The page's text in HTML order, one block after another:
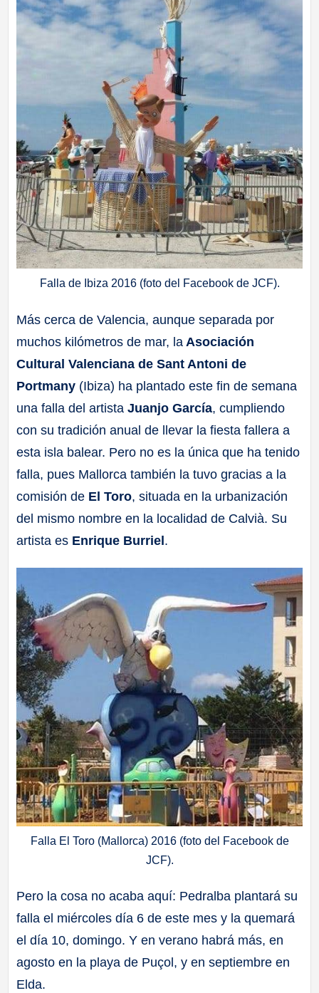
Falla de Ibiza 2016 (foto del Facebook de JCF).
Más cerca de Valencia, aunque separada por
muchos kilómetros de mar, la Asociación
Cultural Valenciana de Sant Antoni de
Portmany (Ibiza) ha plantado este fin de semana
una falla del artista Juanjo García, cumpliendo
con su tradición anual de llevar la fiesta fallera a
esta isla balear. Pero no es la única que ha tenido
falla, pues Mallorca también la tuvo gracias a la
comisión de El Toro, situada en la urbanización
del mismo nombre en la localidad de Calvià. Su
artista es Enrique Burriel.
Falla El Toro (Mallorca) 2016 (foto del Facebook de
JCF).
Pero la cosa no acaba aquí: Pedralba plantará su
falla el miércoles día 6 de este mes y la quemará
el día 10, domingo. Y en verano habrá más, en
agosto en la playa de Puçol, y en septiembre en
Elda.